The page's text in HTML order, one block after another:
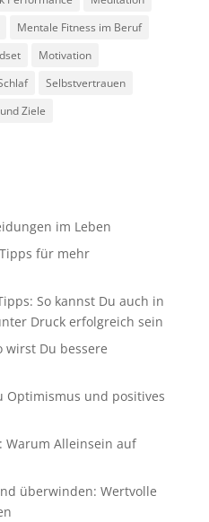
Mentale Fitness im Beruf
Motivation
Selbstvertrauen
Ziele
im Leben
für mehr
So kannst Du auch in
Druck erfolgreich sein
wirst Du bessere
Optimismus und positives
Warum Alleinsein auf
überwinden: Wertvolle